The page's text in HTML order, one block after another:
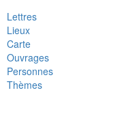
Lettres
Lieux
Carte
Ouvrages
Personnes
Thèmes